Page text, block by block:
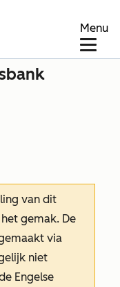
Menu
van dit
gemak. De
via
niet
Engelse